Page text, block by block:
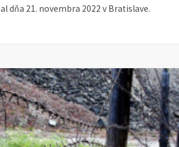
dňa 21. novembra 2022 v Bratislave.